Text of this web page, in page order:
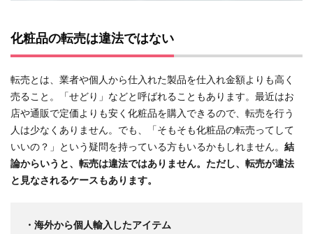
化粧品の転売は違法ではない
転売とは、業者や個人から仕入れた製品を仕入れ金額よりも高く
売ること。「せどり」などと呼ばれることもあります。最近はお
店や通販で定価よりも安く化粧品を購入できるので、転売を行う
人は少なくありません。でも、「そもそも化粧品の転売ってして
いいの？」という疑問を持っている方もいるかもしれません。 結
論からいうと、転売は違法ではありません。ただし、転売が違法
と見なされるケースもあります。
・海外から個人輸入したアイテム